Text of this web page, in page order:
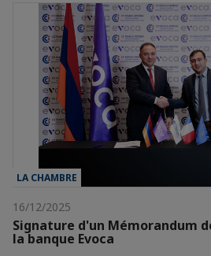
LA CHAMBRE
16/12/2025
Signature d'un Mémorandum
la banque Evoca